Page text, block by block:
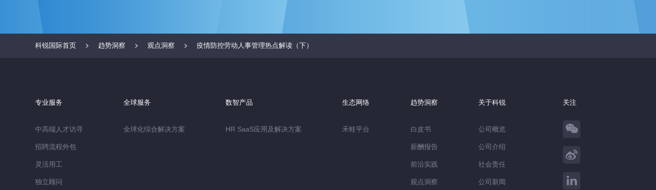
科锐国际首页 趋势洞察 观点洞察 疫情防控劳动人事管理热点解读（下）
专业服务
中高端人才访寻
招聘流程外包
灵活用工
独立顾问
全球服务
全球化综合解决方案
数智产品
HR SaaS应用及解决方案
生态网络
禾蛙平台
趋势洞察
白皮书
薪酬报告
前沿实践
观点洞察
关于科锐
公司概览
公司介绍
社会责任
公司新闻
关注